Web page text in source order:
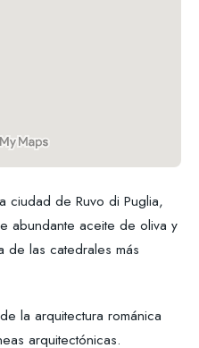
ciudad de Ruvo di Puglia,
abundante aceite de oliva y
de las catedrales más
la arquitectura románica
arquitectónicas.